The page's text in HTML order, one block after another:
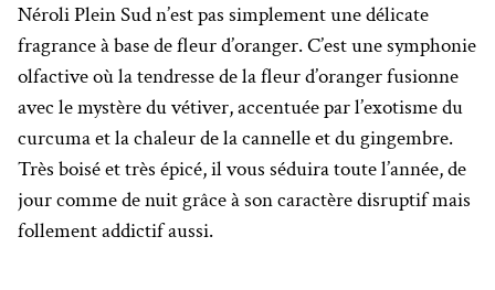
Néroli Plein Sud n’est pas simplement une délicate
fragrance à base de fleur d’oranger. C’est une symphonie
olfactive où la tendresse de la fleur d’oranger fusionne
avec le mystère du vétiver, accentuée par l’exotisme du
curcuma et la chaleur de la cannelle et du gingembre.
Très boisé et très épicé, il vous séduira toute l’année, de
jour comme de nuit grâce à son caractère disruptif mais
follement addictif aussi.